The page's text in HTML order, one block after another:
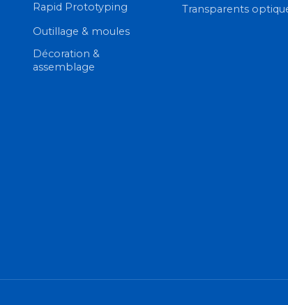
Rapid Prototyping
Outillage & moules
Décoration &
assemblage
Transparents